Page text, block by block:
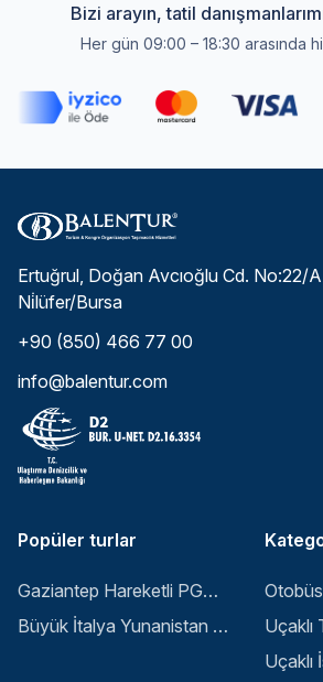
Bizi arayın, tatil
Her gün 09:00 – 18:30 arasında
Ertuğrul, Doğan Avcıoğlu Cd. No:22/A
Ni̇lüfer/Bursa
+90 (850) 466 77 00
info@balentur.com
Popüler turlar
Gaziantep Hareketli PGS ile Buyuk Balkan 6 Gece 8 Gun Vizesiz SKP-SKP
Büyük İtalya Yunanistan Balkan Turu - İstanbul
Uçaklı
Uçaklı